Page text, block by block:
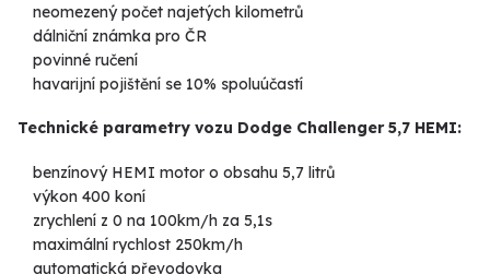
neomezený počet najetých kilometrů
dálniční známka pro ČR
povinné ručení
havarijní pojištění se 10% spoluúčastí
Technické parametry vozu Dodge Challenger 5,7 HEMI:
benzínový HEMI motor o obsahu 5,7 litrů
výkon 400 koní
zrychlení z 0 na 100km/h za 5,1s
maximální rychlost 250km/h
automatická převodovka